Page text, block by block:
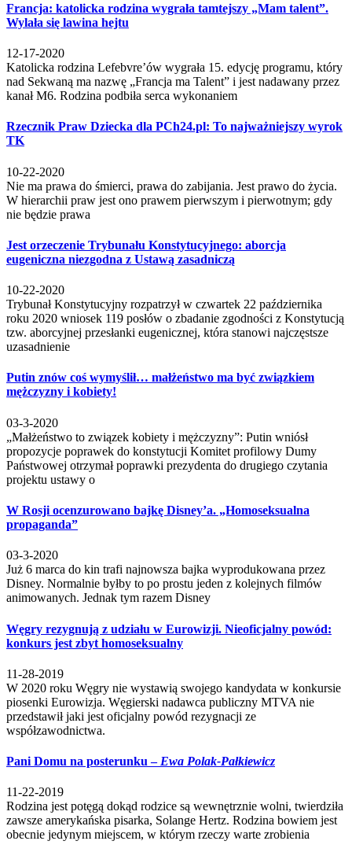
Francja: katolicka rodzina wygrała tamtejszy „Mam talent”.
Wylała się lawina hejtu
12-17-2020
Katolicka rodzina Lefebvre’ów wygrała 15. edycję programu, który
nad Sekwaną ma nazwę „Francja ma Talent” i jest nadawany przez
kanał M6. Rodzina podbiła serca wykonaniem
Rzecznik Praw Dziecka dla PCh24.pl: To najważniejszy wyrok
TK
10-22-2020
Nie ma prawa do śmierci, prawa do zabijania. Jest prawo do życia.
W hierarchii praw jest ono prawem pierwszym i pierwotnym; gdy
nie będzie prawa
Jest orzeczenie Trybunału Konstytucyjnego: aborcja
eugeniczna niezgodna z Ustawą zasadniczą
10-22-2020
Trybunał Konstytucyjny rozpatrzył w czwartek 22 października
roku 2020 wniosek 119 posłów o zbadanie zgodności z Konstytucją
tzw. aborcyjnej przesłanki eugenicznej, która stanowi najczęstsze
uzasadnienie
Putin znów coś wymyślił… małżeństwo ma być związkiem
mężczyzny i kobiety!
03-3-2020
„Małżeństwo to związek kobiety i mężczyzny”: Putin wniósł
propozycje poprawek do konstytucji Komitet profilowy Dumy
Państwowej otrzymał poprawki prezydenta do drugiego czytania
projektu ustawy o
W Rosji ocenzurowano bajkę Disney’a. „Homoseksualna
propaganda”
03-3-2020
Już 6 marca do kin trafi najnowsza bajka wyprodukowana przez
Disney. Normalnie byłby to po prostu jeden z kolejnych filmów
animowanych. Jednak tym razem Disney
Węgry rezygnują z udziału w Eurowizji. Nieoficjalny powód:
konkurs jest zbyt homoseksualny
11-28-2019
W 2020 roku Węgry nie wystawią swojego kandydata w konkursie
piosenki Eurowizja. Węgierski nadawca publiczny MTVA nie
przedstawił jaki jest oficjalny powód rezygnacji ze
współzawodnictwa.
Pani Domu na posterunku – Ewa Polak-Pałkiewicz
11-22-2019
Rodzina jest potęgą dokąd rodzice są wewnętrznie wolni, twierdziła
zawsze amerykańska pisarka, Solange Hertz. Rodzina bowiem jest
obecnie jedynym miejscem, w którym rzeczy warte zrobienia